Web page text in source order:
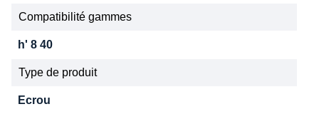
Compatibilité gammes
h' 8 40
Type de produit
Ecrou